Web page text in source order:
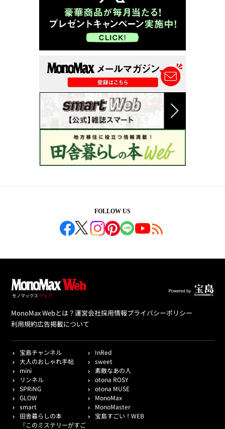
FOLLOW US
MonoMax Webとは？運営会社採用情報プライバシーポリシー
利用規約広告掲載について
宝島チャンネル
InRed
大人のおしゃれ手帖
sweet
mini
素敵なあの人
リンネル
otona ROSY
SPRiNG
otona MUSE
GLOW
MonoMax
smart
MonoMaster
田舎暮らしの本
宝島すごい！WEB
『このミステリーがすご